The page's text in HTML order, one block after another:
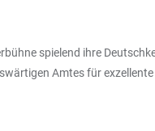
spielend ihre
Amtes für